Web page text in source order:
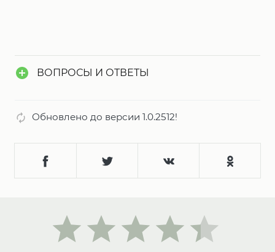
ВОПРОСЫ И ОТВЕТЫ
Обновлено до версии 1.0.2512!